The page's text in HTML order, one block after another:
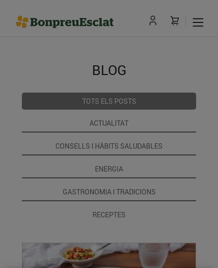
BLOG
TOTS ELS POSTS
ACTUALITAT
CONSELLS I HÀBITS SALUDABLES
ENERGIA
GASTRONOMIA I TRADICIONS
RECEPTES